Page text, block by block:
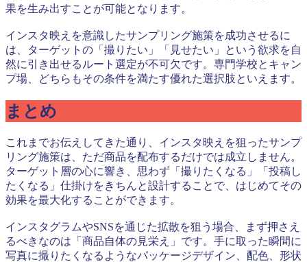
果を生み出すことが可能となります。
インスタ映えを意識したサンプリング施策を成功させるに
は、ターゲットの「撮りたい」「見せたい」という欲求を自
然に引き出せるルート選定が不可欠です。専門学校とキャン
プ場、どちらもその条件を満たす優れた選択肢といえます。
まとめ
これまでお伝えしてきた通り、インスタ映えを狙ったサンプ
リング施策は、ただ商品を配布するだけでは成立しません。
ターゲット層の心に響き、思わず「撮りたくなる」「投稿し
たくなる」仕掛けをきちんと設計することで、はじめてその
効果を最大化することができます。
インスタグラムやSNSを通じた拡散を狙う場合、まず押さえ
るべきなのは「商品自体の見栄え」です。手に取った瞬間に
写真に撮りたくなるようなパッケージデザイン、配色、形状